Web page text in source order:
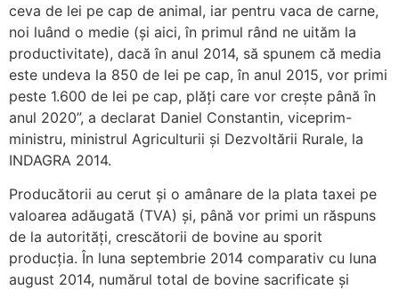
ceva de lei pe cap de animal, iar pentru vaca de carne,
noi luând o medie (și aici, în primul rând ne uităm la
productivitate), dacă în anul 2014, să spunem că media
este undeva la 850 de lei pe cap, în anul 2015, vor primi
peste 1.600 de lei pe cap, plăți care vor crește până în
anul 2020”, a declarat Daniel Constantin, viceprim-
ministru, ministrul Agriculturii şi Dezvoltării Rurale, la
INDAGRA 2014.
Producătorii au cerut și o amânare de la plata taxei pe
valoarea adăugată (TVA) și, până vor primi un răspuns
de la autorități, crescătorii de bovine au sporit
producția. În luna septembrie 2014 comparativ cu luna
august 2014, numărul total de bovine sacrificate şi